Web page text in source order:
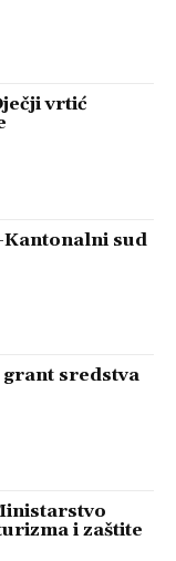
vrtić
sud
sredstva
i zaštite